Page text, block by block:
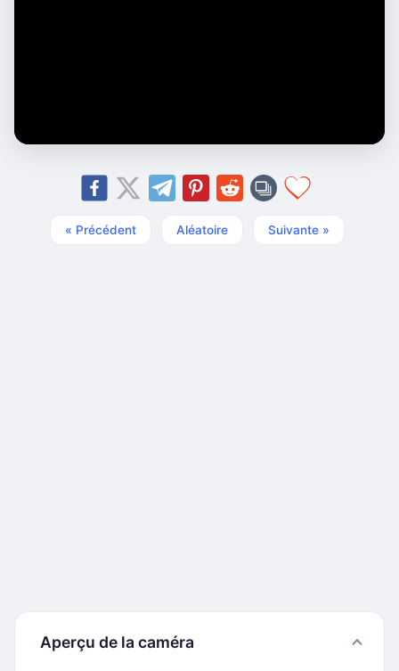
« Précédent Aléatoire Suivante »
Aperçu de la caméra